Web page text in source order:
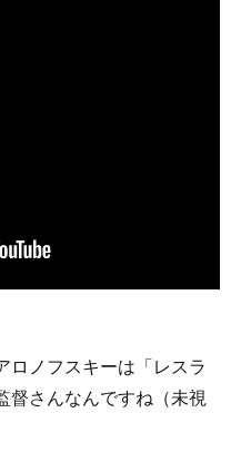
ロノフスキーは「レスラ
督さんなんですね（未視